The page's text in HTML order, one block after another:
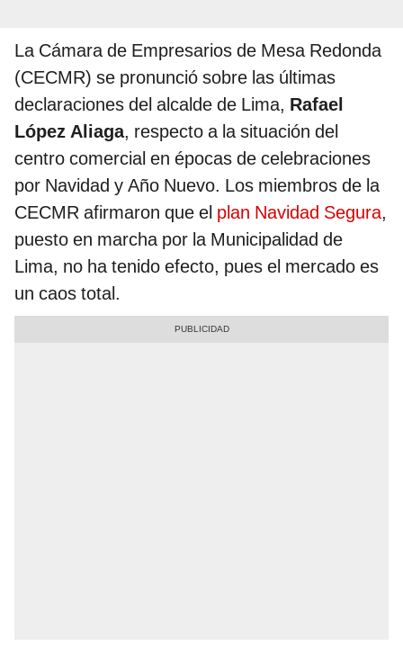
La Cámara de Empresarios de Mesa Redonda
(CECMR) se pronunció sobre las últimas
declaraciones del alcalde de Lima, Rafael
López Aliaga, respecto a la situación del
centro comercial en épocas de celebraciones
por Navidad y Año Nuevo. Los miembros de la
CECMR afirmaron que el plan Navidad Segura,
puesto en marcha por la Municipalidad de
Lima, no ha tenido efecto, pues el mercado es
un caos total.